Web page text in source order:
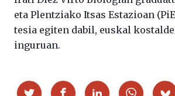
eta Plentziako Itsas Estazioan
tesia egiten dabil, euskal
inguruan.
Partekatu